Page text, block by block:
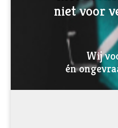
niet voor
Wij
én